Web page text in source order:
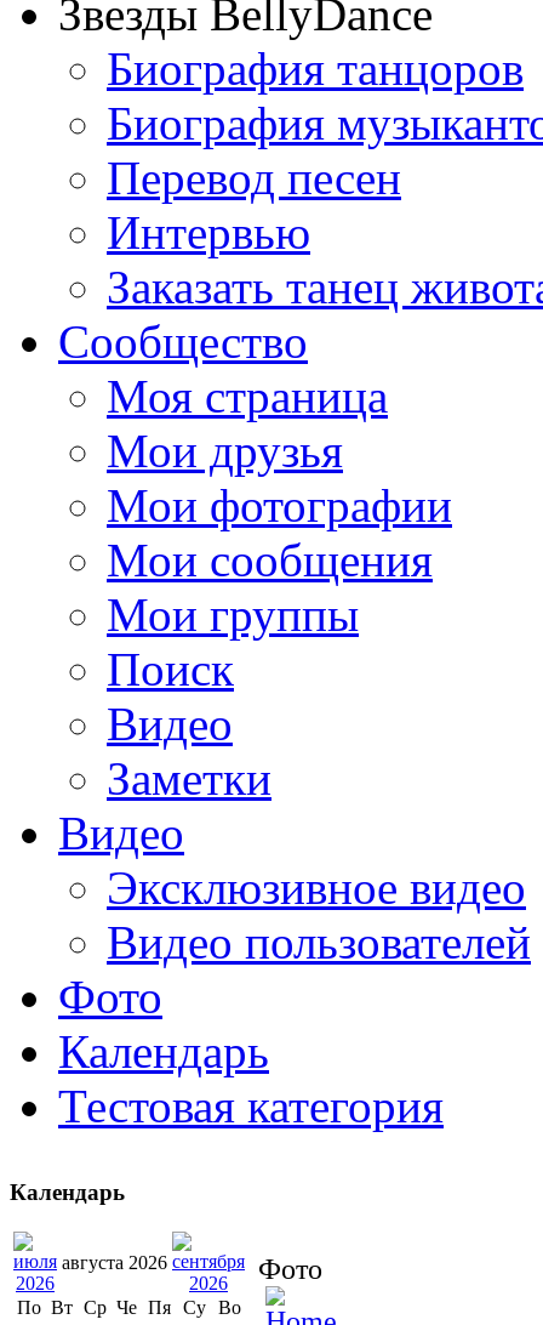
Звезды BellyDance
Биография танцоров
Биография
Перевод песен
Интервью
Заказать танец
Сообщество
Моя страница
Мои друзья
Мои фотографии
Мои сообщения
Мои группы
Поиск
Видео
Заметки
Видео
Эксклюзивное видео
Видео пользователей
Фото
Календарь
Тестовая категория
Фото
Календарь
августа 2026
По Вт Ср Че Пя Су Во